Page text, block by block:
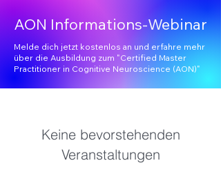
AON Informations-Webinar
Melde dich jetzt kostenlos an und erfahre mehr
über die Ausbildung zum "Certified Master
Practitioner in Cognitive Neuroscience (AON)"
Keine bevorstehenden
Veranstaltungen